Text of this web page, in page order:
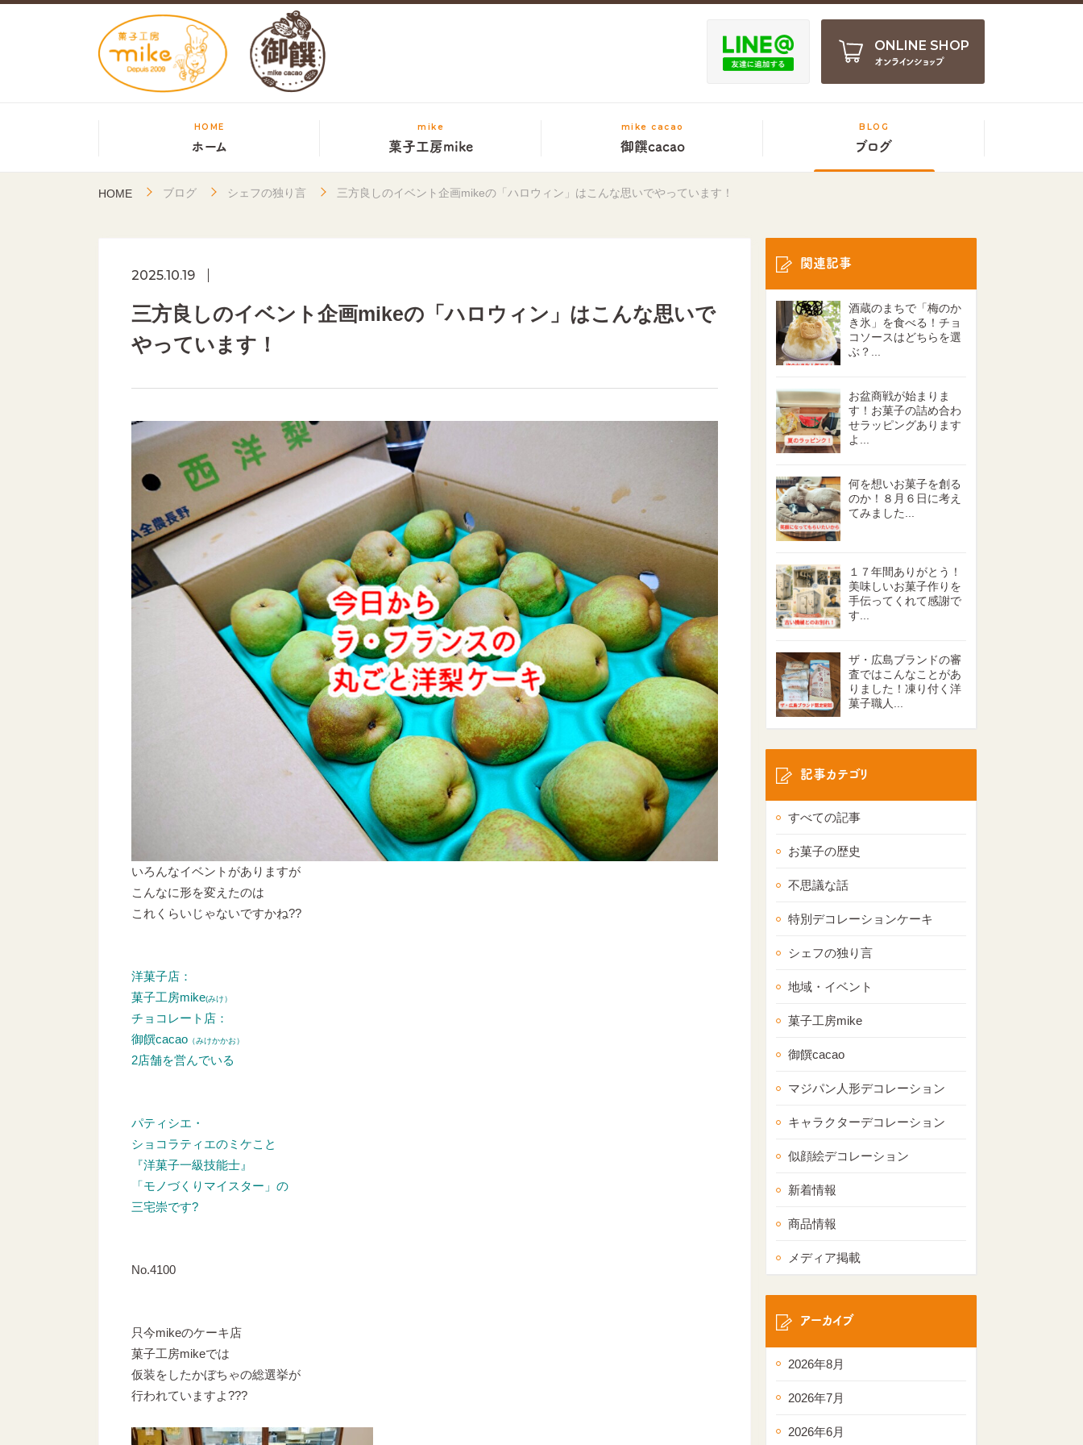
ONLINE SHOP
オンラインショップ
HOME
ホーム
mike
菓子工房mike
mike cacao
御饌cacao
BLOG
ブログ
HOME ブログ シェフの独り言 三方良しのイベント企画mikeの「ハロウィン」はこんな思いでやっています！
2025.10.19
三方良しのイベント企画mikeの「ハロウィン」はこんな思いで
やっています！
いろんなイベントがありますが
こんなに形を変えたのは
これくらいじゃないですかね??
洋菓子店：
菓子工房mike(みけ）
チョコレート店：
御饌cacao （みけかかお）
2店舗を営んでいる
パティシエ・
ショコラティエのミケこと
『洋菓子一級技能士』
「モノづくりマイスター」の
三宅崇です?
No.4100
只今mikeのケーキ店
菓子工房mikeでは
仮装をしたかぼちゃの総選挙が
行われていますよ???
関連記事
酒蔵のまちで「梅のか
き氷」を食べる！チョ
コソースはどちらを選
ぶ？...
お盆商戦が始まりま
す！お菓子の詰め合わ
せラッピングあります
よ...
何を想いお菓子を創る
のか！８月６日に考え
てみました...
１７年間ありがとう！
美味しいお菓子作りを
手伝ってくれて感謝で
す...
ザ・広島ブランドの審
査ではこんなことがあ
りました！凍り付く洋
菓子職人...
記事カテゴリ
すべての記事
お菓子の歴史
不思議な話
特別デコレーションケーキ
シェフの独り言
地域・イベント
菓子工房mike
御饌cacao
マジパン人形デコレーション
キャラクターデコレーション
似顔絵デコレーション
新着情報
商品情報
メディア掲載
アーカイブ
2026年8月
2026年7月
2026年6月